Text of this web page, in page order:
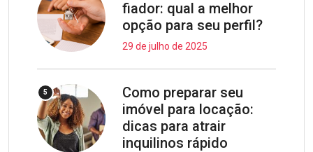
fiador: qual a melhor
opção para seu perfil?
29 de julho de 2025
5
Como preparar seu
imóvel para locação:
dicas para atrair
inquilinos rápido